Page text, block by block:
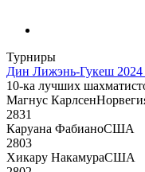
Турниры
Дин Лижэнь-Гукеш 2024
10-ка лучших
Магнус Карлсен
2831
Каруана ФабианоСША
2803
Хикару НакамураСША